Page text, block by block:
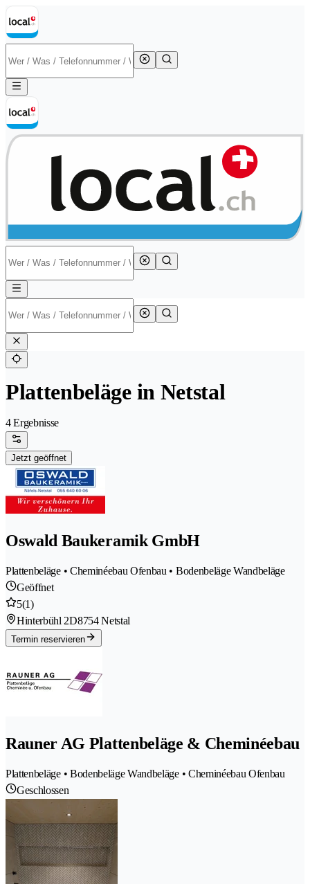
Plattenbeläge in Netstal
4 Ergebnisse
Jetzt geöffnet
Oswald Baukeramik GmbH
Plattenbeläge • Cheminéebau Ofenbau • Bodenbeläge Wandbeläge
Geöffnet
5(1)
Hinterbühl 2D8754 Netstal
Termin reservieren
Rauner AG Plattenbeläge & Cheminéebau
Plattenbeläge • Bodenbeläge Wandbeläge • Cheminéebau Ofenbau
Geschlossen